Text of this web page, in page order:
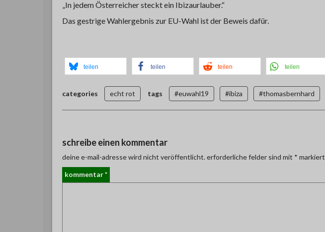
„In jedem Österreicher steckt ein Ibizaurlauber.“
Das gestrige Wahlergebnis zur EU-Wahl ist der Beweis dafür.
teilen teilen teilen teilen
categories echt rot tags #euwahl19 #ibiza #thomasbernhard
schreibe einen kommentar
deine e-mail-adresse wird nicht veröffentlicht.erforderliche felder sind mit * markiert
kommentar*